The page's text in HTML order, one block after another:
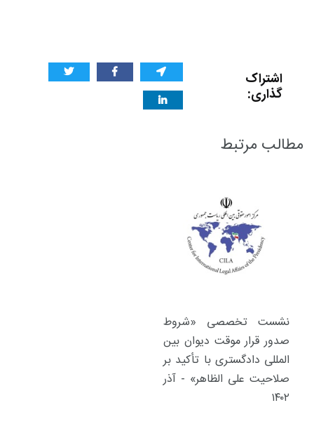
اشتراک
گذاری:
مطالب مرتبط
نشست تخصصی «شروط
صدور قرار موقت دیوان بین
المللی دادگستری با تأکید بر
صلاحیت علی الظاهر» - آذر
۱۴۰۲